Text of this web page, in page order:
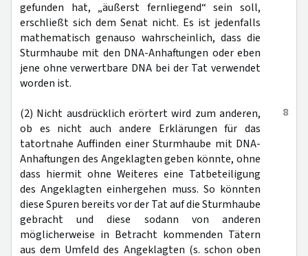
gefunden hat, „äußerst fernliegend“ sein soll,
erschließt sich dem Senat nicht. Es ist jedenfalls
mathematisch genauso wahrscheinlich, dass die
Sturmhaube mit den DNA-Anhaftungen oder eben
jene ohne verwertbare DNA bei der Tat verwendet
worden ist.
8
(2) Nicht ausdrücklich erörtert wird zum anderen,
ob es nicht auch andere Erklärungen für das
tatortnahe Auffinden einer Sturmhaube mit DNA-
Anhaftungen des Angeklagten geben könnte, ohne
dass hiermit ohne Weiteres eine Tatbeteiligung
des Angeklagten einhergehen muss. So könnten
diese Spuren bereits vor der Tat auf die Sturmhaube
gebracht und diese sodann von anderen
möglicherweise in Betracht kommenden Tätern
aus dem Umfeld des Angeklagten (s. schon oben